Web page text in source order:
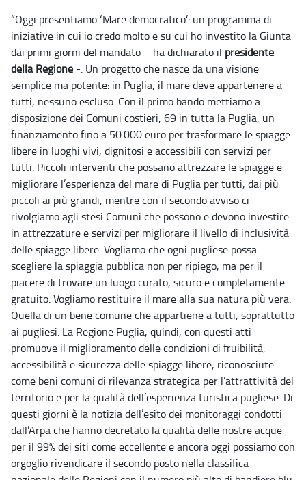
“Oggi presentiamo ‘Mare democratico’: un programma di
iniziative in cui io credo molto e su cui ho investito la Giunta
dai primi giorni del mandato – ha dichiarato il presidente
della Regione -. Un progetto che nasce da una visione
semplice ma potente: in Puglia, il mare deve appartenere a
tutti, nessuno escluso. Con il primo bando mettiamo a
disposizione dei Comuni costieri, 69 in tutta la Puglia, un
finanziamento fino a 50.000 euro per trasformare le spiagge
libere in luoghi vivi, dignitosi e accessibili con servizi per
tutti. Piccoli interventi che possano attrezzare le spiagge e
migliorare l’esperienza del mare di Puglia per tutti, dai più
piccoli ai più grandi, mentre con il secondo avviso ci
rivolgiamo agli stesi Comuni che possono e devono investire
in attrezzature e servizi per migliorare il livello di inclusività
delle spiagge libere. Vogliamo che ogni pugliese possa
scegliere la spiaggia pubblica non per ripiego, ma per il
piacere di trovare un luogo curato, sicuro e completamente
gratuito. Vogliamo restituire il mare alla sua natura più vera.
Quella di un bene comune che appartiene a tutti, soprattutto
ai pugliesi. La Regione Puglia, quindi, con questi atti
promuove il miglioramento delle condizioni di fruibilità,
accessibilità e sicurezza delle spiagge libere, riconosciute
come beni comuni di rilevanza strategica per l’attrattività del
territorio e per la qualità dell’esperienza turistica pugliese. Di
questi giorni è la notizia dell’esito dei monitoraggi condotti
dall’Arpa che hanno decretato la qualità delle nostre acque
per il 99% dei siti come eccellente e ancora oggi possiamo con
orgoglio rivendicare il secondo posto nella classifica